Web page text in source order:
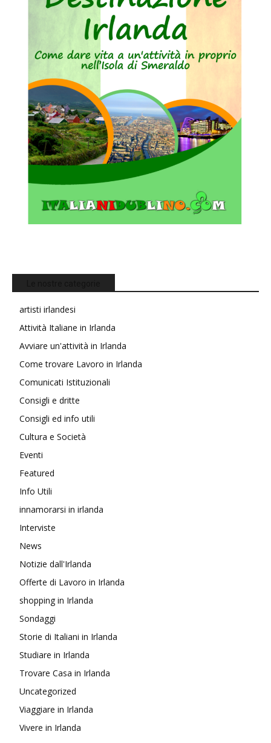
artisti irlandesi
Attività Italiane in Irlanda
Avviare un'attività in Irlanda
Come trovare Lavoro in Irlanda
Comunicati Istituzionali
Consigli e dritte
Consigli ed info utili
Cultura e Società
Eventi
Featured
Info Utili
innamorarsi in irlanda
Interviste
News
Notizie dall'Irlanda
Offerte di Lavoro in Irlanda
shopping in Irlanda
Sondaggi
Storie di Italiani in Irlanda
Studiare in Irlanda
Trovare Casa in Irlanda
Uncategorized
Viaggiare in Irlanda
Vivere in Irlanda